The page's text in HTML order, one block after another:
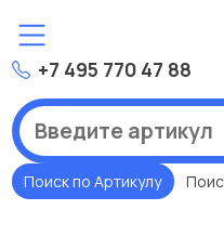
+7 495 770 47 88
Поиск по Артикулу